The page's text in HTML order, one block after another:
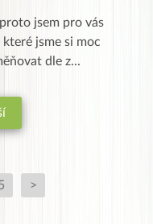
jsem pro vás
jsme si moc
dle z...
>